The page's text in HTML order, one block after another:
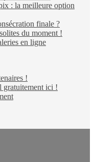
: la meilleure option
finale ?
du moment !
en ligne
!
gratuitement ici !